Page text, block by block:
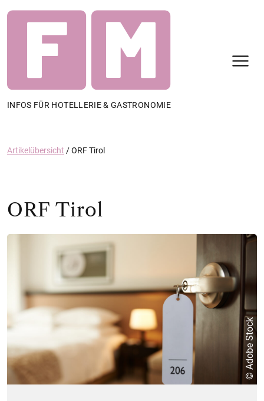
INFOS FÜR HOTELLERIE & GASTRONOMIE
Artikelübersicht /ORF Tirol
ORF Tirol
© Adobe Stock